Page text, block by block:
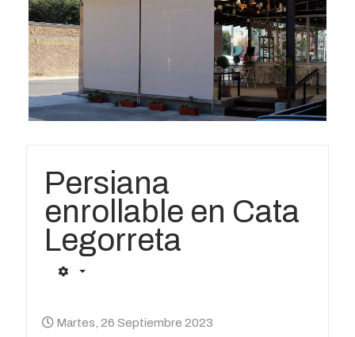
Persiana
enrollable en Cata
Legorreta
Martes, 26 Septiembre 2023